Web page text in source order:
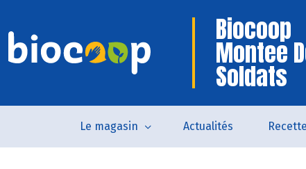
Biocoop
Montee
Soldats
Le magasin Actualités